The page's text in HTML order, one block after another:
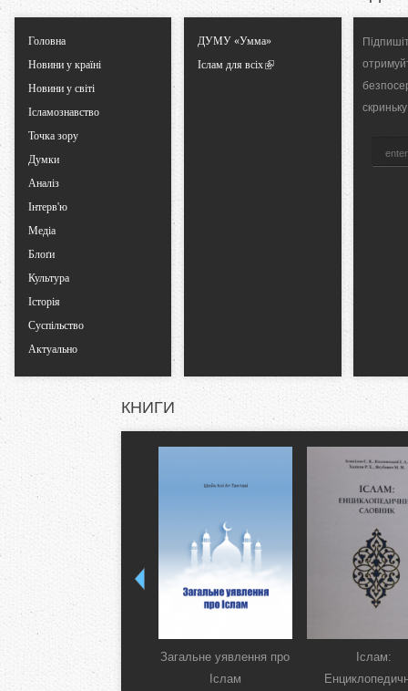
s
Головна
Новини у країні
Новини у світі
Ісламознавство
Точка зору
Думки
Аналіз
Інтерв'ю
Медіа
Блоґи
Культура
Історія
Суспільство
Актуально
ДУМУ «Умма»
Іслам для всіх
КНИГИ
Загальне уявлення про
Іслам
Іслам: